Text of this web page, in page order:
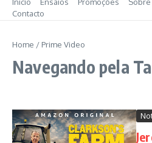
Contacto
Home / Prime Video
Navegando pela